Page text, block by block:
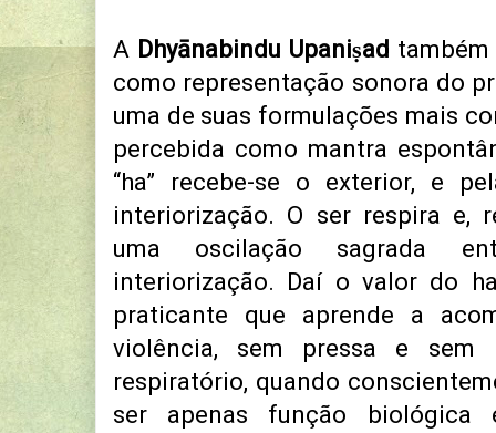
A Dhyānabindu Upaniṣad
como representação sonora do
uma de suas formulações mais
percebida como mantra
“ha” recebe-se o exterior, e
interiorização. O ser respira e,
uma oscilação sagrada
interiorização. Daí o valor do
praticante que aprende a
violência, sem pressa e sem
respiratório, quando
ser apenas função